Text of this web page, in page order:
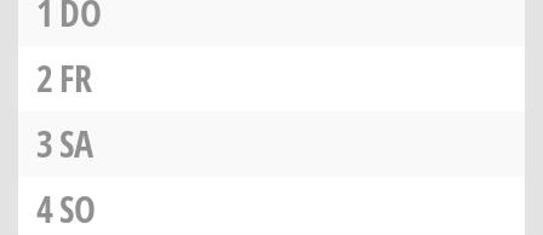
1 DO
2FR
3SA
4SO